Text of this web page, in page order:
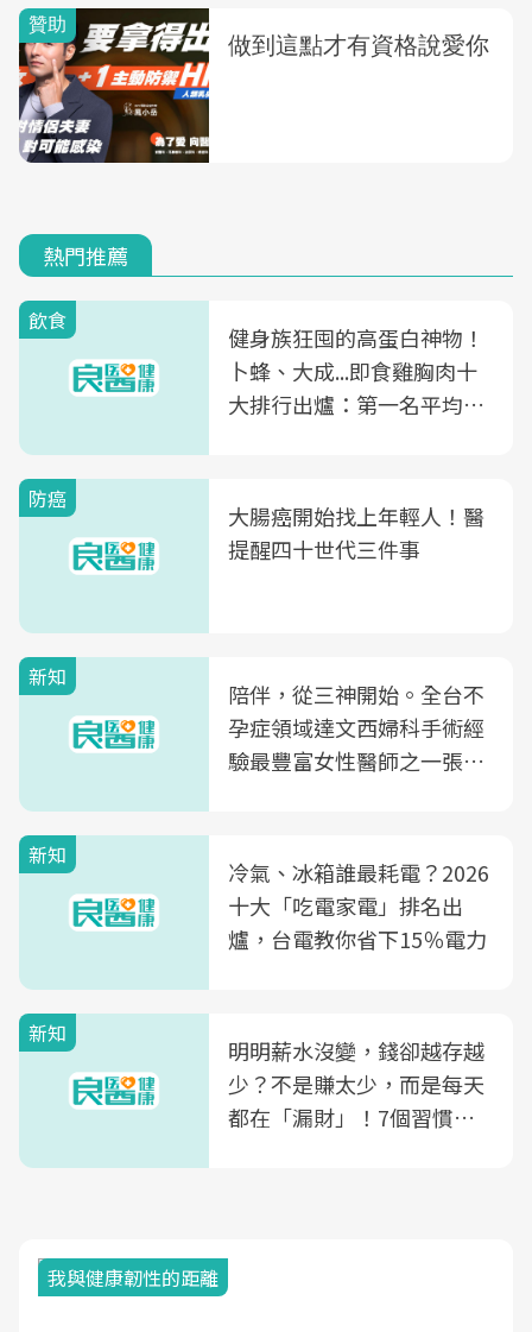
熱門推薦
飲食
健身族狂囤的高蛋白神物！
卜蜂、大成...即食雞胸肉十
大排行出爐：第一名平均一
防癌
大腸癌開始找上年輕人！醫
提醒四十世代三件事
新知
陪伴，從三神開始。全台不
孕症領域達文西婦科手術經
驗最豐富女性醫師之一張永
光田醫院建構360度女性健
康照護生態圈
新知
冷氣、冰箱誰最耗電？2026
十大「吃電家電」排名出
爐，台電教你省下15％電力
新知
明明薪水沒變，錢卻越存越
少？不是賺太少，而是每天
都在「漏財」！7個習慣一
我與健康韌性的距離